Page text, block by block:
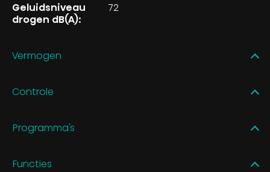
Geluidsniveau
drogen dB(A):
72
Vermogen
Controle
Programma's
Functies